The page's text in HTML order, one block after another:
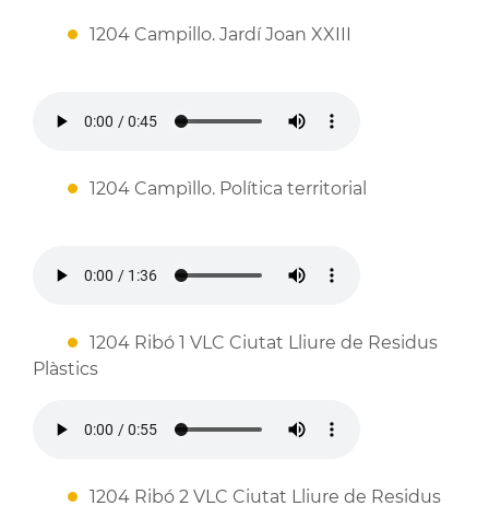
1204 Campillo. Jardí Joan XXIII
1204 Campìllo. Política territorial
1204 Ribó 1 VLC Ciutat Lliure de Residus
Plàstics
1204 Ribó 2 VLC Ciutat Lliure de Residus